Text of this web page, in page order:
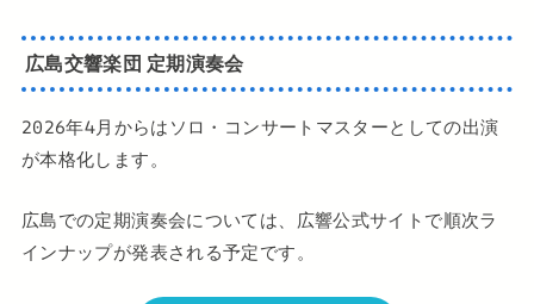
広島交響楽団 定期演奏会
2026年4月からはソロ・コンサートマスターとしての出演
が本格化します。
広島での定期演奏会については、広響公式サイトで順次ラ
インナップが発表される予定です。